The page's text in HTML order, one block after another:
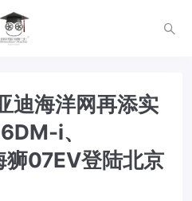
迪海洋网再添实
i、
07EV登陆北京